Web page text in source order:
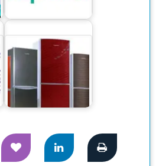
দেশি ফ্রিজে স্বপ্নপূরণ